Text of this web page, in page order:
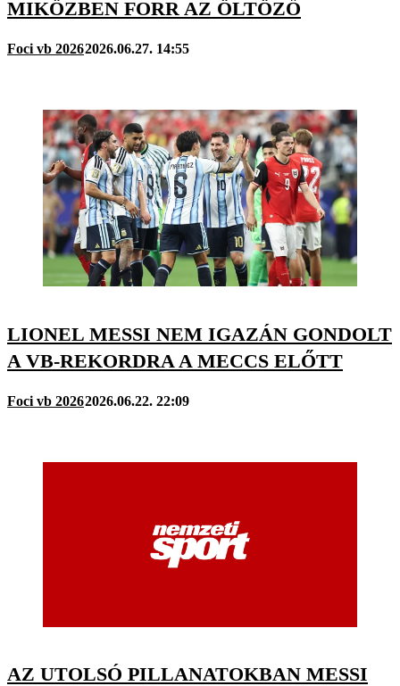
MIKÖZBEN FORR AZ ÖLTÖZŐ
Foci vb 20262026.06.27. 14:55
LIONEL MESSI NEM IGAZÁN GONDOLT
A VB-REKORDRA A MECCS ELŐTT
Foci vb 20262026.06.22. 22:09
AZ UTOLSÓ PILLANATOKBAN MESSI